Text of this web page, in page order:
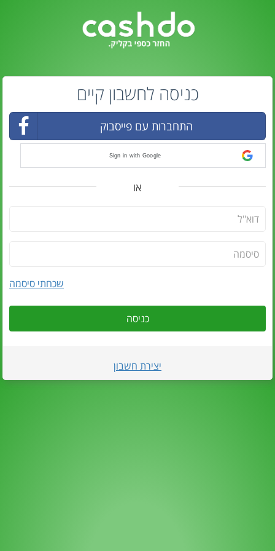
כניסה לחשבון קיים
התחברות עם פייסבוק
Sign in with Google
או
שכחתי סיסמה
כניסה
יצירת חשבון